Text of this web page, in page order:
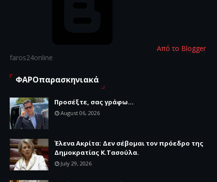
Από το Blogger
faros24online
ΦΑΡΟπαρασκηνιακά
Προσέξτε, σας γράφω...
August 06, 2026
Έλενα Ακρίτα: Δεν σέβομαι τον πρόεδρο της
Δημοκρατίας Κ.Τασούλα.
July 29, 2026